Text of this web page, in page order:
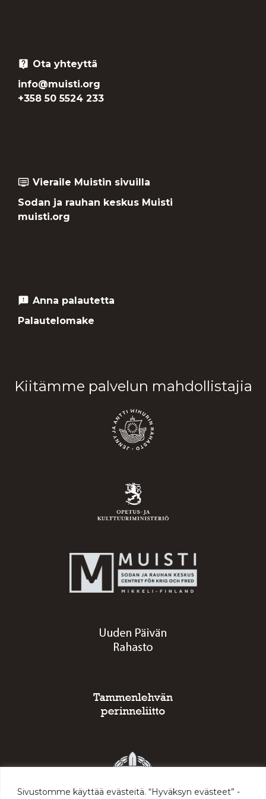
Sivustomme käyttää evästeitä. “Hyväksyn evästeet” -
live_help Ota yhteyttä
info@muisti.org
+358 50 5524 233
dvr Vieraile Muistin sivuilla
Sodan ja rauhan keskus Muisti
muisti.org
feedback Anna palautetta
Palautelomake
Kiitämme palvelun mahdollistajia